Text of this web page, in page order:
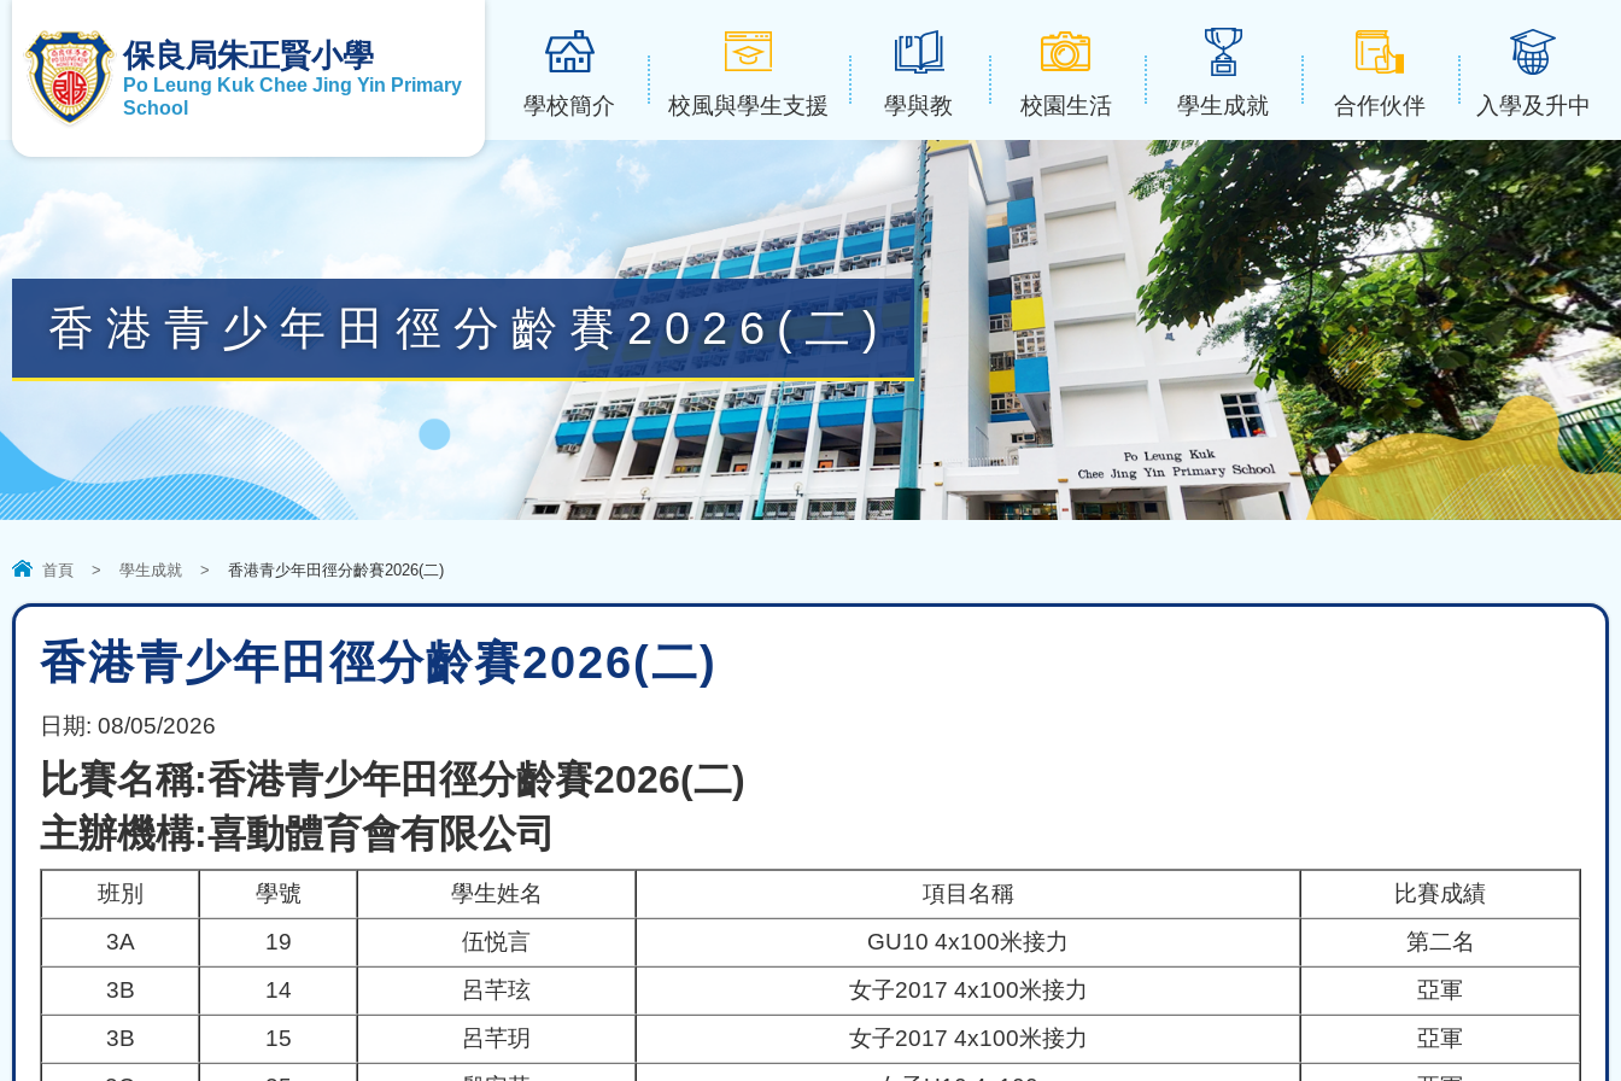
保良局朱正賢小學
Po Leung Kuk Chee Jing Yin Primary
School
學校簡介 校風與學生支援 學與教 校園生活 學生成就 合作伙伴 入學及升中
香港青少年田徑分齡賽2026(二)
首頁 > 學生成就 > 香港青少年田徑分齡賽2026(二)
香港青少年田徑分齡賽2026(二)
日期: 08/05/2026
比賽名稱:香港青少年田徑分齡賽2026(二)
主辦機構:喜動體育會有限公司
班別 學號 學生姓名 項目名稱
比賽成績
3A
19 伍悦言 GU10 4x100米接力
第二名
3B
14 呂芊玹 女子2017 4x100米接力
亞軍
3B
15 呂芊玥 女子2017 4x100米接力
亞軍